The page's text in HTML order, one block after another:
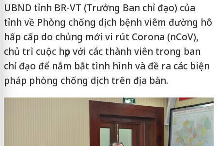
UBND tỉnh BR-VT (Trưởng Ban chỉ đạo) của
tỉnh về Phòng chống dịch bệnh viêm đường hô
hấp cấp do chủng mới vi rút Corona (nCoV),
chủ trì cuộc họp với các thành viên trong ban
chỉ đạo để nắm bắt tình hình và đề ra các biện
pháp phòng chống dịch trên địa bàn.